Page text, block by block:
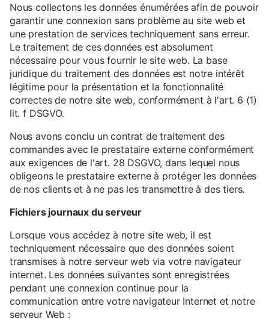
Nous collectons les données énumérées afin de pouvoir
garantir une connexion sans problème au site web et
une prestation de services techniquement sans erreur.
Le traitement de ces données est absolument
nécessaire pour vous fournir le site web. La base
juridique du traitement des données est notre intérêt
légitime pour la présentation et la fonctionnalité
correctes de notre site web, conformément à l'art. 6 (1)
lit. f DSGVO.
Nous avons conclu un contrat de traitement des
commandes avec le prestataire externe conformément
aux exigences de l'art. 28 DSGVO, dans lequel nous
obligeons le prestataire externe à protéger les données
de nos clients et à ne pas les transmettre à des tiers.
Fichiers journaux du serveur
Lorsque vous accédez à notre site web, il est
techniquement nécessaire que des données soient
transmises à notre serveur web via votre navigateur
internet. Les données suivantes sont enregistrées
pendant une connexion continue pour la
communication entre votre navigateur Internet et notre
serveur Web :